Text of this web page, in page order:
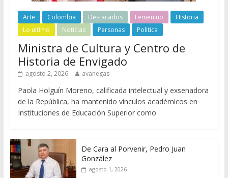
Arte Colombia Destacados Femenino
Historia
Lo ultimo
Noticias Personas Politica
Ministra de Cultura y Centro de
Historia de Envigado
agosto 2, 2026 avanegas
Paola Holguín Moreno, calificada intelectual y exsenadora
de la República, ha mantenido vínculos académicos en
Instituciones de Educación Superior como
De Cara al Porvenir, Pedro Juan
González
agosto 1, 2026